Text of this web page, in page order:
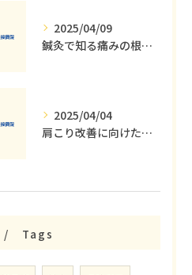
2025/04/09
鍼灸で知る痛みの根本原因とその解消法
2025/04/04
肩こり改善に向けた運動療法の重要性
Tags